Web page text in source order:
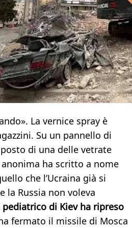
La vernice spray è
Su un pannello di
di una delle vetrate
ha scritto a nome
che l’Ucraina già si
la Russia non voleva
pediatrico di Kiev ha ripreso
fermato il missile di Mosca